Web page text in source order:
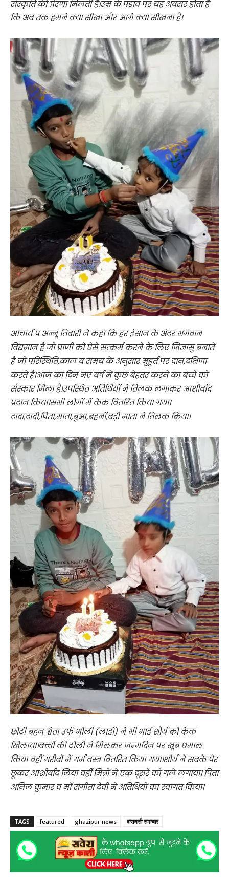
संस्कृति की प्रेरणा मिलती है।उम्र के पड़ाव पर यह अवसर होता है
कि अब तक हमने क्या सीखा और आगे क्या सीखना है।
आचार्य प अन्नू तिवारी ने कहा कि हर इंसान के अंदर भगवान
विद्यमान हैं जो प्राणी को ऐसे सत्कर्म करने के लिए जिज्ञासु बनाते
है जो परिस्थिति,काल व समय के अनुसार मुहूर्त पर दान,दक्षिणा
करते हैं।आज का दिन नए वर्ष में कुछ बेहतर करने का बच्चे को
संस्कार मिला है।उपस्थित अतिथियों ने तिलक लगाकर आशीर्वाद
प्रदान किया।सभी लोगों में केक वितरित किया गया।
दादा,दादी,पिता,माता,बुआ,बहनों,बड़ी माता ने तिलक किया।
छोटी बहन श्वेता उर्फ भोली (लाडो) ने भी भाई शौर्य को केक
खिलाया।बच्चों की टोली ने मिलकर जन्मदिन पर खूब धमाल
किया वहीं गरीबों में गर्म वस्त्र वितरित किया गया।शौर्य ने सबके पैर
छूकर आशीर्वाद लिया वहीँ मित्रों ने एक दूसरे को गले लगाया। पिता
अनिल कुमार व माँ संगीता देवी ने अतिथियों का स्वागत किया।
TAGS featured ghazipur news वाराणसी समाचार